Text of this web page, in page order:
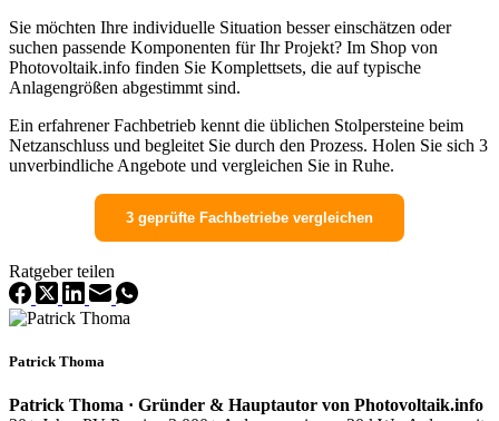
Sie möchten Ihre individuelle Situation besser einschätzen oder
suchen passende Komponenten für Ihr Projekt? Im Shop von
Photovoltaik.info finden Sie Komplettsets, die auf typische
Anlagengrößen abgestimmt sind.
Ein erfahrener Fachbetrieb kennt die üblichen Stolpersteine beim
Netzanschluss und begleitet Sie durch den Prozess. Holen Sie sich 3
unverbindliche Angebote und vergleichen Sie in Ruhe.
3 geprüfte Fachbetriebe vergleichen
Ratgeber teilen
Patrick Thoma
Patrick Thoma · Gründer & Hauptautor von Photovoltaik.info